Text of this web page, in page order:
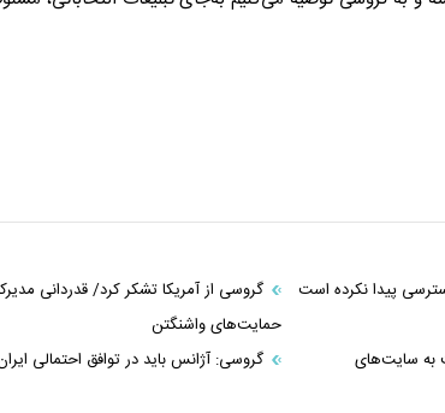
پیدا نکرده است
گروسی از آمریکا تشکر کرد/ قدردانی
حمایت‌های واشنگتن
به سایت‌های
گروسی: آژانس باید در توافق احتمالی